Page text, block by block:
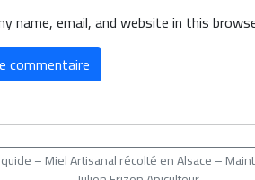
name, email, and website in this
– Miel Artisanal récolté en Alsace –